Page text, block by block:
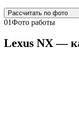
Рассчитать по фото
01Фото работы
Lexus NX—